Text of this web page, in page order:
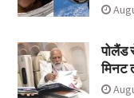
पोलैंड
मिनट